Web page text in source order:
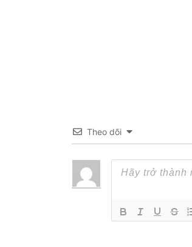
Theo dõi